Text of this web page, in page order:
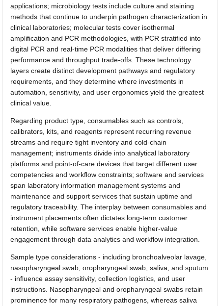
applications; microbiology tests include culture and staining
methods that continue to underpin pathogen characterization in
clinical laboratories; molecular tests cover isothermal
amplification and PCR methodologies, with PCR stratified into
digital PCR and real-time PCR modalities that deliver differing
performance and throughput trade-offs. These technology
layers create distinct development pathways and regulatory
requirements, and they determine where investments in
automation, sensitivity, and user ergonomics yield the greatest
clinical value.
Regarding product type, consumables such as controls,
calibrators, kits, and reagents represent recurring revenue
streams and require tight inventory and cold-chain
management; instruments divide into analytical laboratory
platforms and point-of-care devices that target different user
competencies and workflow constraints; software and services
span laboratory information management systems and
maintenance and support services that sustain uptime and
regulatory traceability. The interplay between consumables and
instrument placements often dictates long-term customer
retention, while software services enable higher-value
engagement through data analytics and workflow integration.
Sample type considerations - including bronchoalveolar lavage,
nasopharyngeal swab, oropharyngeal swab, saliva, and sputum
- influence assay sensitivity, collection logistics, and user
instructions. Nasopharyngeal and oropharyngeal swabs retain
prominence for many respiratory pathogens, whereas saliva